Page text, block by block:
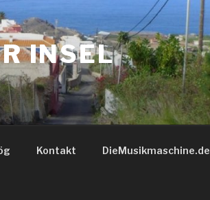
INSEL
Kontakt DieMusikmaschine.de